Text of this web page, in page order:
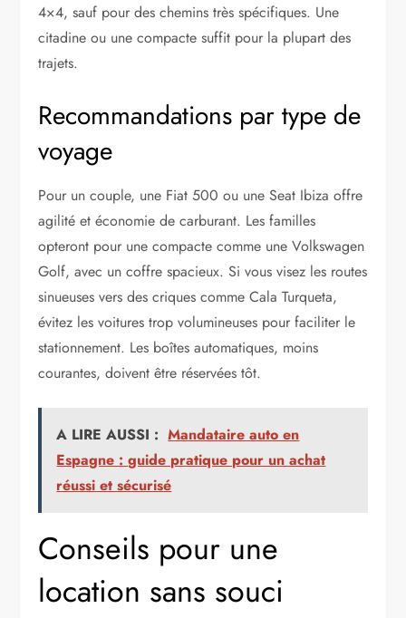
4×4, sauf pour des chemins très spécifiques. Une
citadine ou une compacte suffit pour la plupart des
trajets.
Recommandations par type de
voyage
Pour un couple, une Fiat 500 ou une Seat Ibiza offre
agilité et économie de carburant. Les familles
opteront pour une compacte comme une Volkswagen
Golf, avec un coffre spacieux. Si vous visez les routes
sinueuses vers des criques comme Cala Turqueta,
évitez les voitures trop volumineuses pour faciliter le
stationnement. Les boîtes automatiques, moins
courantes, doivent être réservées tôt.
A LIRE AUSSI : Mandataire auto en
Espagne : guide pratique pour un achat
réussi et sécurisé
Conseils pour une
location sans souci